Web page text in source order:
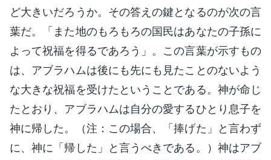
ど大きいだろうか。その答えの鍵となるのが次の言
葉だ。「また地のもろもろの国民はあなたの子孫に
よって祝福を得るであろう」。この言葉が示すもの
は、アブラハムは後にも先にも見たことのないよう
な大きな祝福を受けたということである。神が命じ
たとおり、アブラハムは自分の愛するひとり息子を
神に帰した。（注：この場合、「捧げた」と言わず
に、神に「帰した」と言うべきである。）神はアブ